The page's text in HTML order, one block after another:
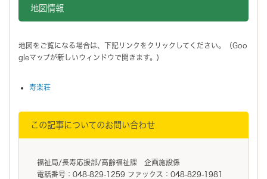
地図情報
地図をご覧になる場合は、下記リンクをクリックしてください。（Goo
gleマップが新しいウィンドウで開きます。)
寿楽荘
この記事についてのお問い合わせ
福祉局/長寿応援部/高齢福祉課 企画施設係
電話番号：048-829-1259 ファックス：048-829-1981